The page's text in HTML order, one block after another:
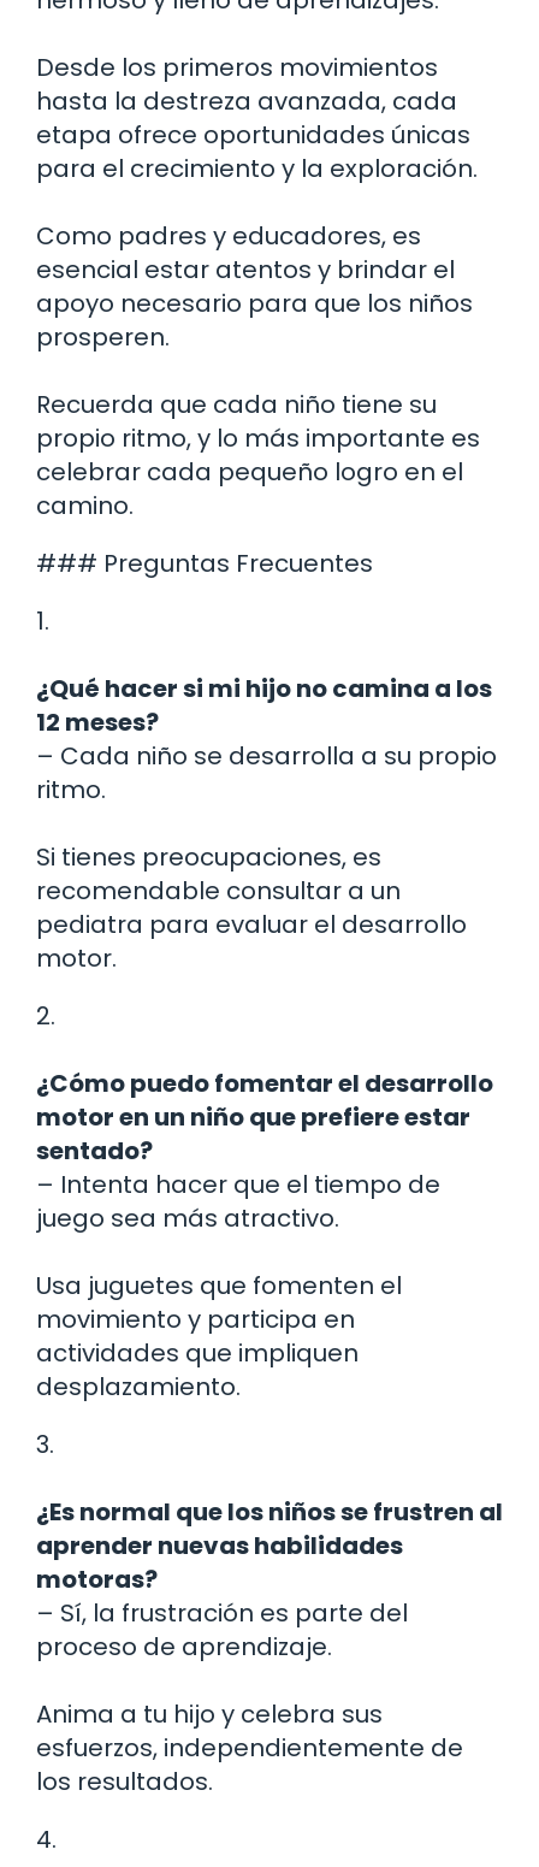
Desde los primeros movimientos
hasta la destreza avanzada, cada
etapa ofrece oportunidades únicas
para el crecimiento y la exploración.
Como padres y educadores, es
esencial estar atentos y brindar el
apoyo necesario para que los niños
prosperen.
Recuerda que cada niño tiene su
propio ritmo, y lo más importante es
celebrar cada pequeño logro en el
camino.
### Preguntas Frecuentes
1.
¿Qué hacer si mi hijo no camina a los
12 meses?
– Cada niño se desarrolla a su propio
ritmo.
Si tienes preocupaciones, es
recomendable consultar a un
pediatra para evaluar el desarrollo
motor.
2.
¿Cómo puedo fomentar el desarrollo
motor en un niño que prefiere estar
sentado?
– Intenta hacer que el tiempo de
juego sea más atractivo.
Usa juguetes que fomenten el
movimiento y participa en
actividades que impliquen
desplazamiento.
3.
¿Es normal que los niños se frustren al
aprender nuevas habilidades
motoras?
– Sí, la frustración es parte del
proceso de aprendizaje.
Anima a tu hijo y celebra sus
esfuerzos, independientemente de
los resultados.
4.